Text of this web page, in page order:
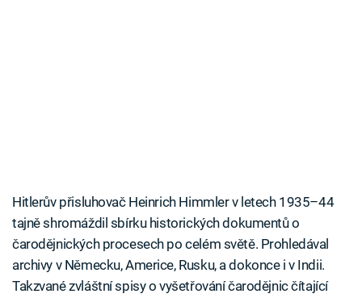
Hitlerův přisluhovač Heinrich Himmler v letech 1935–44
tajně shromáždil sbírku historických dokumentů o
čarodějnických procesech po celém světě. Prohledával
archivy v Německu, Americe, Rusku, a dokonce i v Indii.
Takzvané zvláštní spisy o vyšetřování čarodějnic čítající